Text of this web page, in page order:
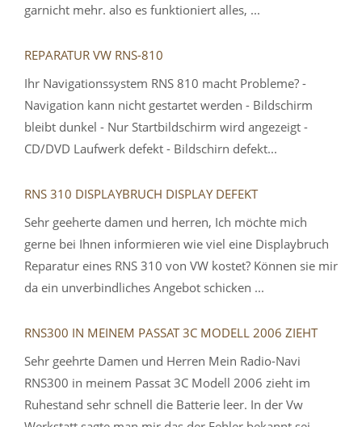
garnicht mehr. also es funktioniert alles, ...
REPARATUR VW RNS-810
Ihr Navigationssystem RNS 810 macht Probleme? -
Navigation kann nicht gestartet werden - Bildschirm
bleibt dunkel - Nur Startbildschirm wird angezeigt -
CD/DVD Laufwerk defekt - Bildschirn defekt...
RNS 310 DISPLAYBRUCH DISPLAY DEFEKT
Sehr geeherte damen und herren, Ich möchte mich
gerne bei Ihnen informieren wie viel eine Displaybruch
Reparatur eines RNS 310 von VW kostet? Können sie mir
da ein unverbindliches Angebot schicken ...
RNS300 IN MEINEM PASSAT 3C MODELL 2006 ZIEHT
Sehr geehrte Damen und Herren Mein Radio-Navi
RNS300 in meinem Passat 3C Modell 2006 zieht im
Ruhestand sehr schnell die Batterie leer. In der Vw